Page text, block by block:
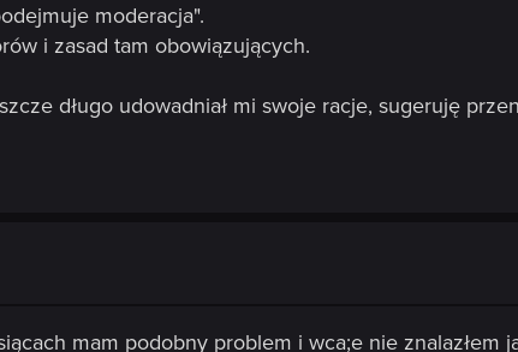
moderacja".
i zasad tam obowiązujących.
długo udowadniał mi swoje racje, sugeruję
mam podobny problem i wca;e nie znalazłem